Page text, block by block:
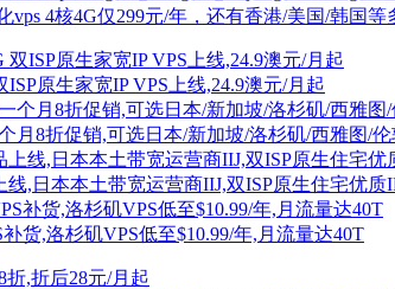
vps 4核4G仅299元/年，还有香港/美国/韩国等
ISP原生家宽IP VPS上线,24.9澳元/月起
月8折促销,可选日本/新加坡/洛杉矶/西雅图/
线,日本本土带宽运营商IIJ,双ISP原生住宅优质
补货,洛杉矶VPS低至$10.99/年,月流量达40T
折,折后28元/月起